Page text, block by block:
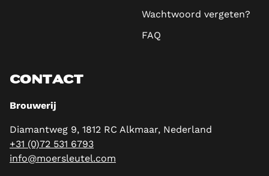
Wachtwoord vergeten?
FAQ
CONTACT
Brouwerij
Diamantweg 9, 1812 RC Alkmaar, Nederland
+31 (0)72 531 6793
info@moersleutel.com